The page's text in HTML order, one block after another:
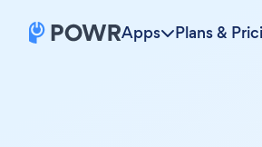
Apps Plans &